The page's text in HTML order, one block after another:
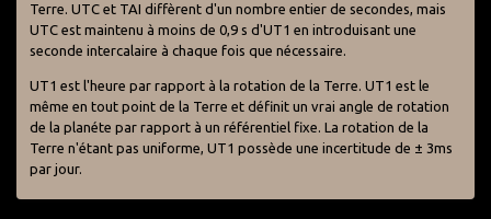
Terre. UTC et TAI diffèrent d'un nombre entier de secondes, mais
UTC est maintenu à moins de 0,9 s d'UT1 en introduisant une
seconde intercalaire à chaque fois que nécessaire.
UT1 est l'heure par rapport à la rotation de la Terre. UT1 est le
même en tout point de la Terre et définit un vrai angle de rotation
de la planéte par rapport à un référentiel fixe. La rotation de la
Terre n'étant pas uniforme, UT1 possède une incertitude de ± 3ms
par jour.